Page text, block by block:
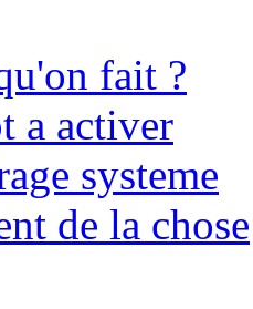
fait ?
a activer
systeme
de la chose